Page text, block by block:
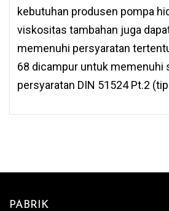
kebutuhan produsen pompa
viskositas tambahan juga
memenuhi persyaratan
68 dicampur untuk memenuhi
persyaratan DIN 51524 Pt.2
PABRIK